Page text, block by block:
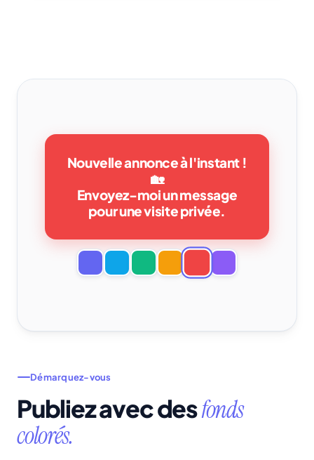
Nouvelle annonce à l'instant !
🏡
Envoyez-moi un message
pour une visite privée.
Démarquez-vous
Publiez avec desfonds
colorés.